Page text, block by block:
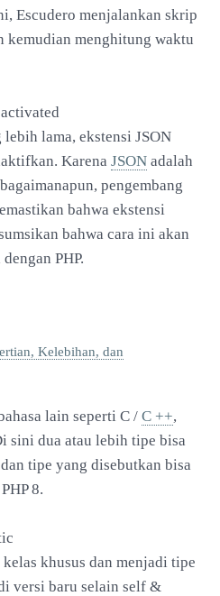
Escudero menjalankan skrip
kemudian menghitung waktu
lama, ekstensi JSON
Karena JSON adalah
pengembang
bahwa ekstensi
bahwa cara ini akan
PHP.
Kelebihan, dan
lain seperti C / C ++,
sini dua atau lebih tipe bisa
tipe yang disebutkan bisa
8.
kelas khusus dan menjadi tipe
versi baru selain self &